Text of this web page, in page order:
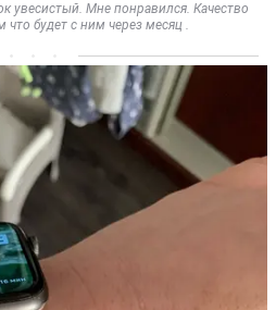
увесистый. Мне понравился. Качество
будет с ним через месяц .